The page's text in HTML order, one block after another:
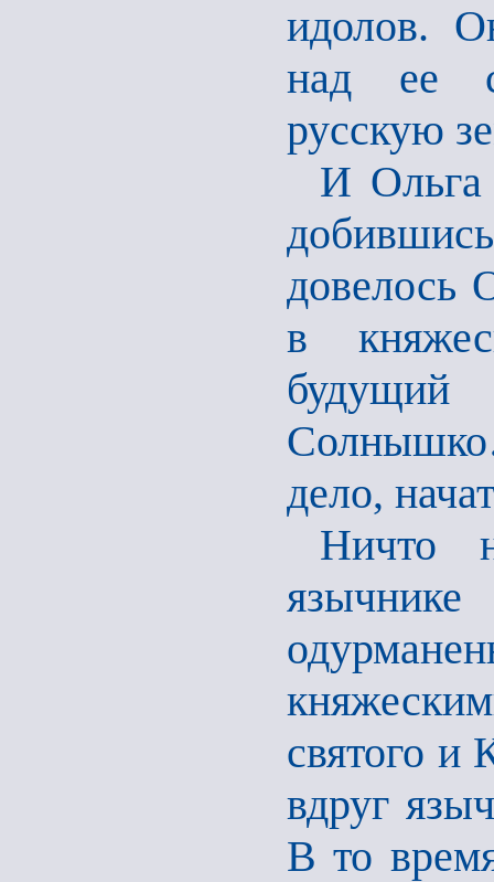
идолов.
над ее
русскую
И Ольга
довелось
в
дело,
Ничто
святого и
вдруг
В то